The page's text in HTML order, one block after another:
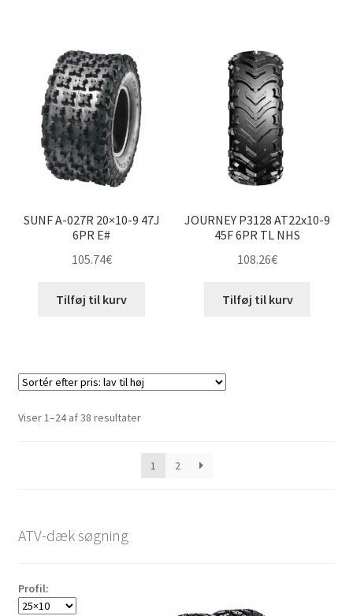
SUNF A-027R 20×10-9 47J
6PR E#
105.74€
Tilføj til kurv
JOURNEY P3128 AT22x10-9
45F 6PR TL NHS
108.26€
Tilføj til kurv
Viser 1–24 af 38 resultaterSorteret
pris:
lav1 2
ATV-dæk søgning
Profil: